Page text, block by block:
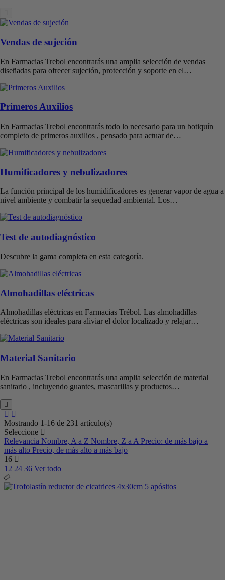
Vendas de sujeción
En Farmacias Trebol encontrarás una amplia selección de vendas
diseñadas para ofrecer sujeción, protección y soporte en el…
Primeros Auxilios
En Farmacias Trebol encontrarás todo lo necesario para un botiquín
completo de primeros auxilios , pensado para actuar de…
Humificadores y nebulizadores
La función principal de los humidificadores es generar vapor de agua a
nivel ambiente y combatir la sequedad ambiental. Los…
Test de autodiagnóstico
Descubre la gama completa en esta categoría.
Almohadillas eléctricas
Almohadillas eléctricas en Farmacias Trébol. Las almohadillas
eléctricas son ideales para aliviar el dolor localizado y relajar…
Material Sanitario
En Farmacias Trebol encontrarás una amplia selección de material
sanitario , incluyendo guantes, mascarillas y productos…
Mostrando 1-16 de 231 artículo(s)
Seleccione
Relevancia Nombre, A a Z Nombre, Z a A Precio: de más bajo a
más alto Precio, de más alto a más bajo
16
12 24 36 Ver todo